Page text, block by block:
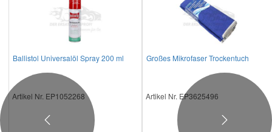
Ballistol Universalöl Spray 200 ml
Artikel Nr. EP1052268
Großes Mikrofaser Trockentuch
Artikel Nr. EP3625496
Previous Next